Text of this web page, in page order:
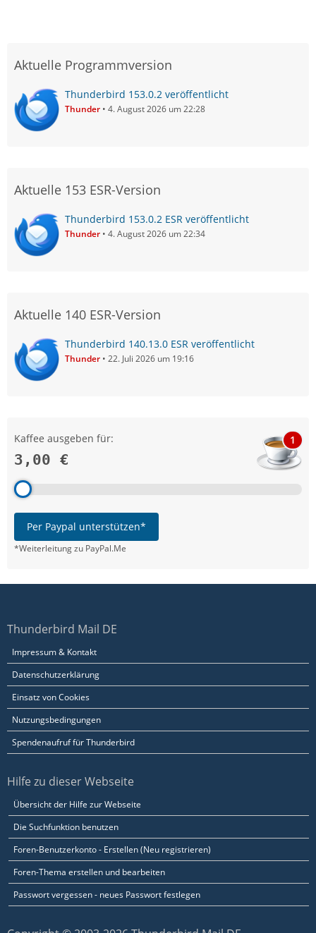
Aktuelle Programmversion
Thunderbird 153.0.2 veröffentlicht
Thunder 4. August 2026 um 22:28
Aktuelle 153 ESR-Version
Thunderbird 153.0.2 ESR veröffentlicht
Thunder 4. August 2026 um 22:34
Aktuelle 140 ESR-Version
Thunderbird 140.13.0 ESR veröffentlicht
Thunder 22. Juli 2026 um 19:16
Kaffee ausgeben für:
3,00 €
1
Per Paypal unterstützen*
*Weiterleitung zu PayPal.Me
Thunderbird Mail DE
Impressum & Kontakt
Datenschutzerklärung
Einsatz von Cookies
Nutzungsbedingungen
Spendenaufruf für Thunderbird
Hilfe zu dieser Webseite
Übersicht der Hilfe zur Webseite
Die Suchfunktion benutzen
Foren-Benutzerkonto - Erstellen (Neu registrieren)
Foren-Thema erstellen und bearbeiten
Passwort vergessen - neues Passwort festlegen